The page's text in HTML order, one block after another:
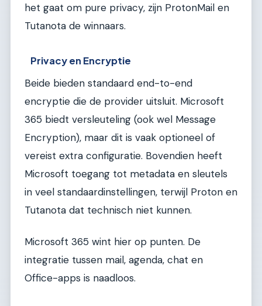
het gaat om pure privacy, zijn ProtonMail en
Tutanota de winnaars.
Privacy en Encryptie
Beide bieden standaard end-to-end
encryptie die de provider uitsluit. Microsoft
365 biedt versleuteling (ook wel Message
Encryption), maar dit is vaak optioneel of
vereist extra configuratie. Bovendien heeft
Microsoft toegang tot metadata en sleutels
in veel standaardinstellingen, terwijl Proton en
Tutanota dat technisch niet kunnen.
Microsoft 365 wint hier op punten. De
integratie tussen mail, agenda, chat en
Office-apps is naadloos.